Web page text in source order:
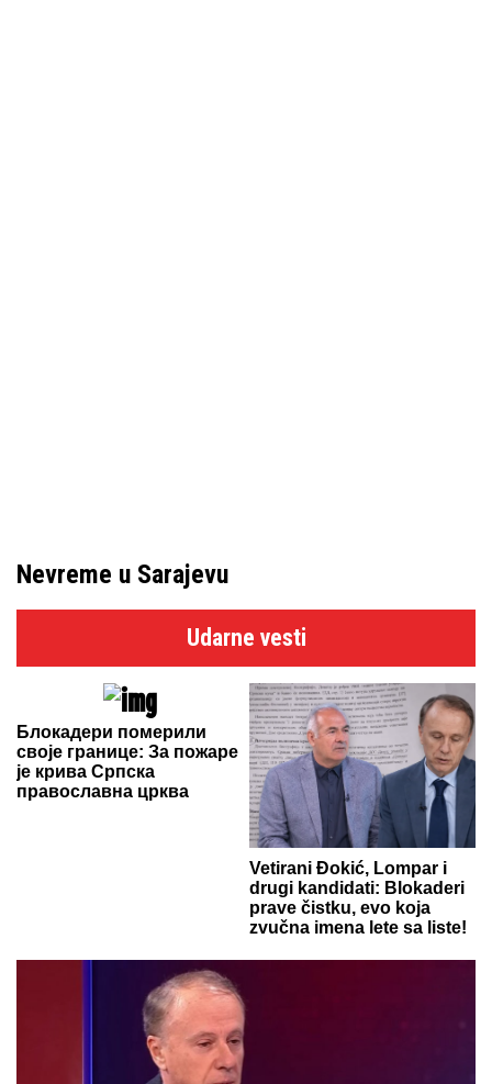
Nevreme u Sarajevu
Udarne vesti
Блокадери померили
своје границе: За пожаре
је крива Српска
православна црква
Vetirani Đokić, Lompar i
drugi kandidati: Blokaderi
prave čistku, evo koja
zvučna imena lete sa liste!